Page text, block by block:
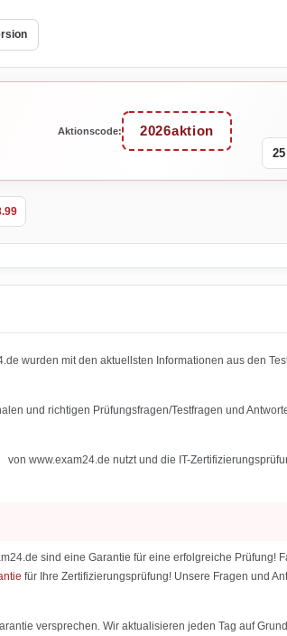
Aktionscode: 2026aktion
25
wurden mit den aktuellsten Informationen aus den
und richtigen Prüfungsfragen/Testfragen und
www.exam24.de nutzt und die IT-
sind eine Garantie für eine erfolgreiche Prüfung!
für Ihre Zertifizierungsprüfung! Unsere Fragen und
versprechen. Wir aktualisieren jeden Tag auf